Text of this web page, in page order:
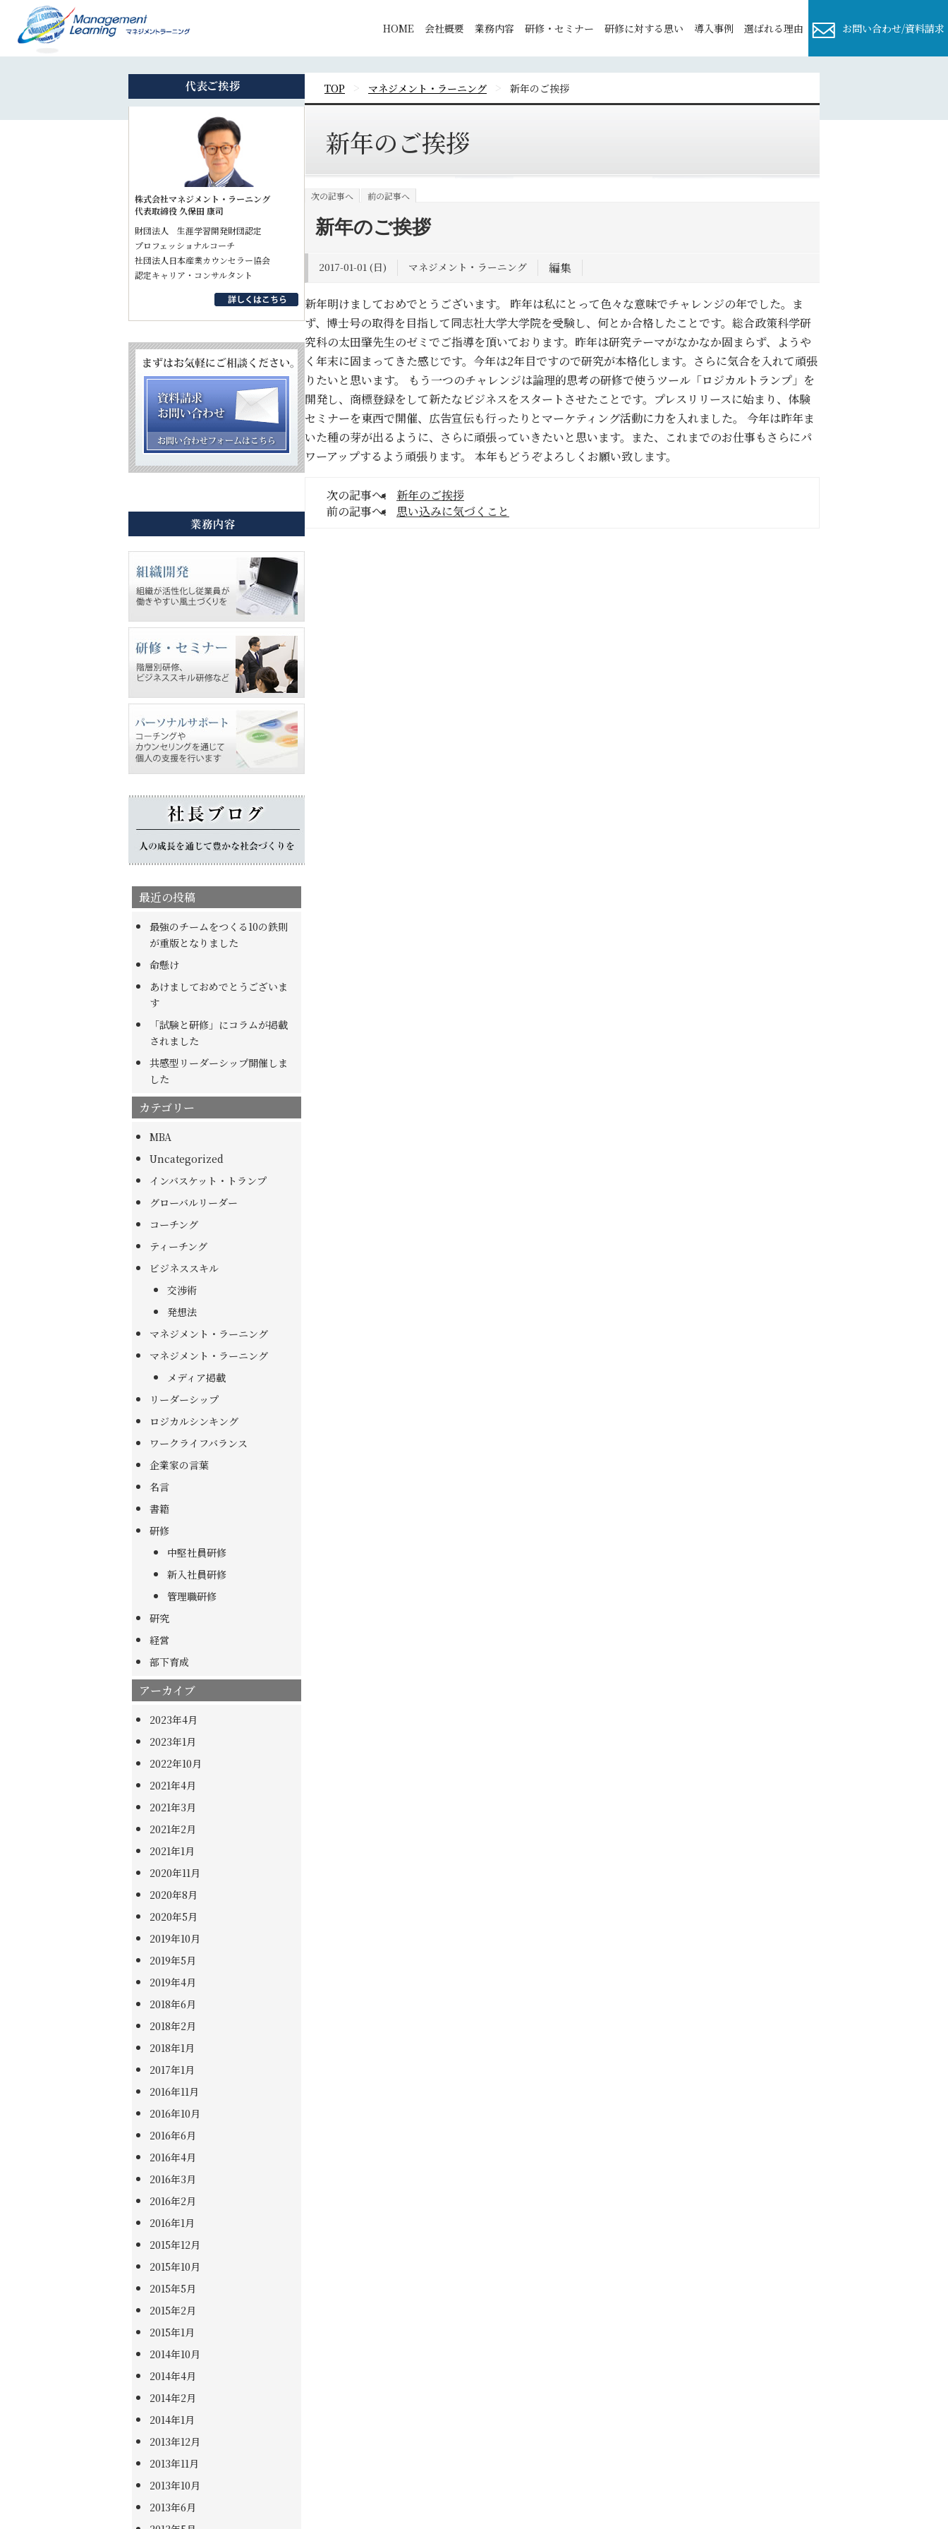
HOME 会社概要 業務内容 研修・セミナー 研修に対する思い 導⼊事例 選ばれる理由 お問い合わせ/資料請求
株式会社マネジメント・ラーニング
代表取締役 久保田 康司
財団法人 生涯学習開発財団認定
プロフェッショナルコーチ
社団法人日本産業カウンセラー協会
認定キャリア・コンサルタント
最近の投稿
最強のチームをつくる10の鉄則
が重版となりました
命懸け
あけましておめでとうございま
す
「試験と研修」にコラムが掲載
されました
共感型リーダーシップ開催しま
した
カテゴリー
MBA
Uncategorized
インバスケット・トランプ
グローバルリーダー
コーチング
ティーチング
ビジネススキル
交渉術
発想法
マネジメント・ラーニング
マネジメント・ラーニング
メディア掲載
リーダーシップ
ロジカルシンキング
ワークライフバランス
企業家の言葉
名言
書籍
研修
中堅社員研修
新入社員研修
管理職研修
研究
経営
部下育成
アーカイブ
2023年4月
2023年1月
2022年10月
2021年4月
2021年3月
2021年2月
2021年1月
2020年11月
2020年8月
2020年5月
2019年10月
2019年5月
2019年4月
2018年6月
2018年2月
2018年1月
2017年1月
2016年11月
2016年10月
2016年6月
2016年4月
2016年3月
2016年2月
2016年1月
2015年12月
2015年10月
2015年5月
2015年2月
2015年1月
2014年10月
2014年4月
2014年2月
2014年1月
2013年12月
2013年11月
2013年10月
2013年6月
TOP > マネジメント・ラーニング > 新年のご挨拶
新年のご挨拶
次の記事へ 前の記事へ
新年のご挨拶
2017-01-01 (日) マネジメント・ラーニング 編集
新年明けましておめでとうございます。 昨年は私にとって色々な意味でチャレンジの年でした。ま
ず、博士号の取得を目指して同志社大学大学院を受験し、何とか合格したことです。総合政策科学研
究科の太田肇先生のゼミでご指導を頂いております。昨年は研究テーマがなかなか固まらず、ようや
く年末に固まってきた感じです。今年は2年目ですので研究が本格化します。さらに気合を入れて頑張
りたいと思います。 もう一つのチャレンジは論理的思考の研修で使うツール「ロジカルトランプ」を
開発し、商標登録をして新たなビジネスをスタートさせたことです。プレスリリースに始まり、体験
セミナーを東西で開催、広告宣伝も行ったりとマーケティング活動に力を入れました。 今年は昨年ま
いた種の芽が出るように、さらに頑張っていきたいと思います。また、これまでのお仕事もさらにパ
ワーアップするよう頑張ります。 本年もどうぞよろしくお願い致します。
次の記事へ:
新年のご挨拶
前の記事へ:
思い込みに気づくこと